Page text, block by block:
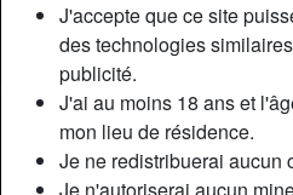
J'accepte que ce site
des technologies
publicité.
J'ai au moins 18 ans et
mon lieu de résidence.
Je ne redistribuerai aucun
Département:
Sexe:
Description
N'a pas encore saisi de